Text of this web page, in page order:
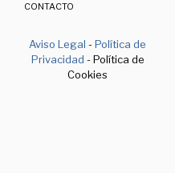
CONTACTO
Aviso Legal -Política de
Privacidad - Política de
Cookies